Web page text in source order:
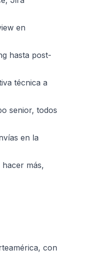
en
hasta post-
técnica a
senior, todos
en la
más,
con